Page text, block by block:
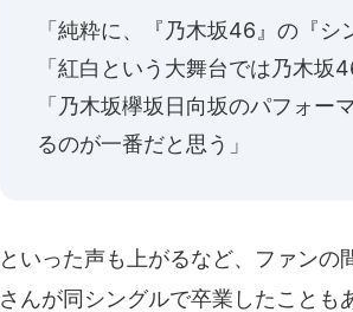
「純粋に、『乃木坂46』の『シ
「紅白という大舞台では乃木坂
「乃木坂欅坂日向坂のパフォー
るのが一番だと思う」
といった声も上がるなど、ファン
さんが同シングルで卒業したこと